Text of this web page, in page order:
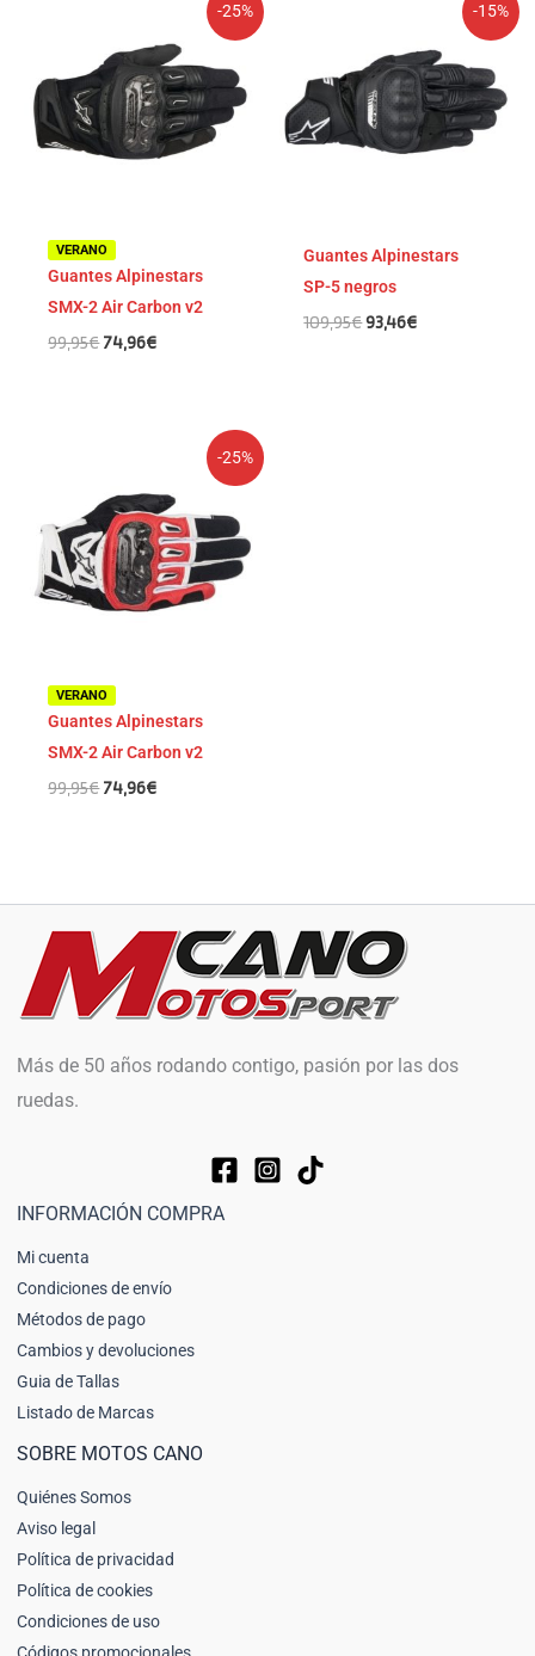
-25%
VERANO
Guantes Alpinestars
SMX-2 Air Carbon v2
99,95€
original
era:
99,95€.
74,96€
actual
es:
74,96€.
-15%
Guantes Alpinestars
SP-5 negros
109,95€
original
era:
109,95€.
93,46€
precio
actual
es:
93,46€.
-25%
VERANO
Guantes Alpinestars
SMX-2 Air Carbon v2
99,95€
original
era:
99,95€.
74,96€
actual
es:
74,96€.
Más de 50 años rodando contigo, pasión por las dos
ruedas.
INFORMACIÓN COMPRA
Mi cuenta
Condiciones de envío
Métodos de pago
Cambios y devoluciones
Guia de Tallas
Listado de Marcas
SOBRE MOTOS CANO
Quiénes Somos
Aviso legal
Política de privacidad
Política de cookies
Condiciones de uso